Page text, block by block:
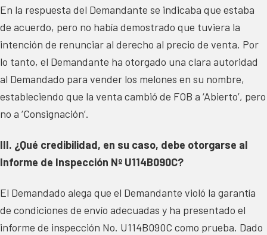
En la respuesta del Demandante se indicaba que estaba
de acuerdo, pero no había demostrado que tuviera la
intención de renunciar al derecho al precio de venta. Por
lo tanto, el Demandante ha otorgado una clara autoridad
al Demandado para vender los melones en su nombre,
estableciendo que la venta cambió de FOB a ‘Abierto’, pero
no a ‘Consignación’.
III. ¿Qué credibilidad, en su caso, debe otorgarse al
Informe de Inspección Nº U114B090C?
El Demandado alega que el Demandante violó la garantía
de condiciones de envío adecuadas y ha presentado el
informe de inspección No. U114B090C como prueba. Dado